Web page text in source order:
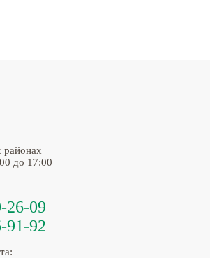
районах
до 17:00
26-09
91-92